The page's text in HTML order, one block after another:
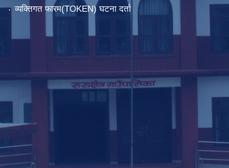
व्यक्तिगत फारम(TOKEN) घटना दर्ता